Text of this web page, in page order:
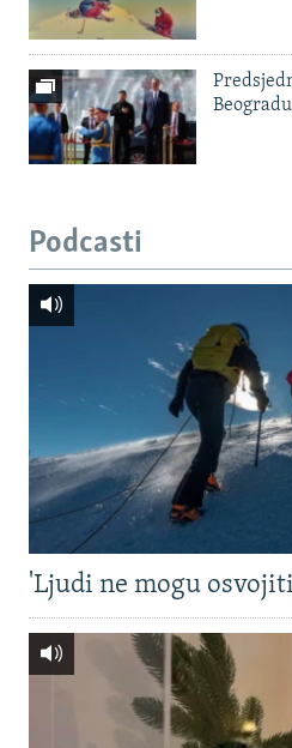
Beogradu
Podcasti
'Ljudi ne mogu